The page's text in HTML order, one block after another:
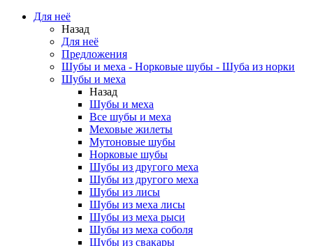
Для неё
Назад
Для неё
Предложения
Шубы и меха - Норковые шубы - Шуба из норки
Шубы и меха
Назад
Шубы и меха
Все шубы и меха
Меховые жилеты
Мутоновые шубы
Норковые шубы
Шубы из другого меха
Шубы из другого меха
Шубы из лисы
Шубы из меха лисы
Шубы из меха рыси
Шубы из меха соболя
Шубы из свакары